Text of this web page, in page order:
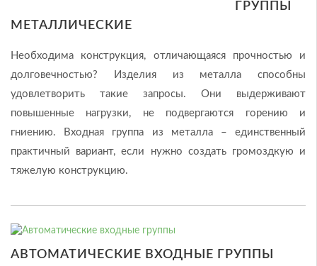
ГРУППЫ
МЕТАЛЛИЧЕСКИЕ
Необходима конструкция, отличающаяся прочностью и
долговечностью? Изделия из металла способны
удовлетворить такие запросы. Они выдерживают
повышенные нагрузки, не подвергаются горению и
гниению. Входная группа из металла – единственный
практичный вариант, если нужно создать громоздкую и
тяжелую конструкцию.
АВТОМАТИЧЕСКИЕ ВХОДНЫЕ ГРУППЫ